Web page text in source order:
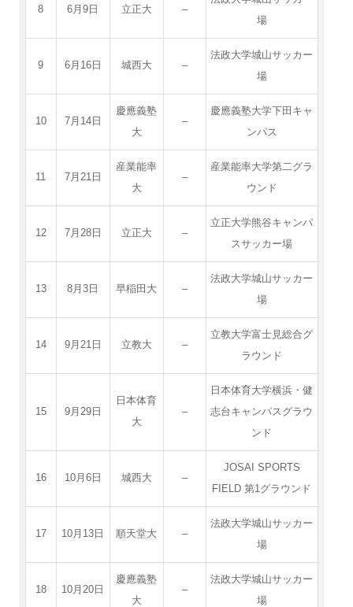
8 6月9日 立正大 –
場
9 6月16日 城西大 –
法政大学城山サッカー
場
10 7月14日
慶應義塾
大
–
慶應義塾大学下田キャ
ンパス
11 7月21日
産業能率
大
–
産業能率大学第二グラ
ウンド
12 7月28日 立正大 –
立正大学熊谷キャンパ
スサッカー場
13 8月3日 早稲田大 –
法政大学城山サッカー
場
14 9月21日 立教大 –
立教大学富士見総合グ
ラウンド
15 9月29日
日本体育
大
–
日本体育大学横浜・健
志台キャンパスグラウ
ンド
16 10月6日 城西大 –
JOSAI SPORTS
FIELD 第1グラウンド
17 10月13日 順天堂大 –
法政大学城山サッカー
場
18 10月20日
慶應義塾
大
–
法政大学城山サッカー
場